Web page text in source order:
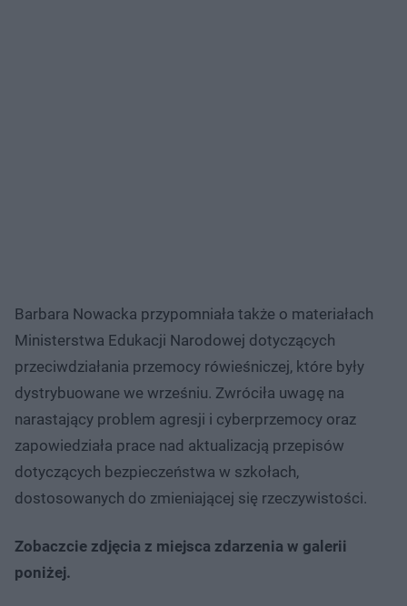
Barbara Nowacka przypomniała także o materiałach
Ministerstwa Edukacji Narodowej dotyczących
przeciwdziałania przemocy rówieśniczej, które były
dystrybuowane we wrześniu. Zwróciła uwagę na
narastający problem agresji i cyberprzemocy oraz
zapowiedziała prace nad aktualizacją przepisów
dotyczących bezpieczeństwa w szkołach,
dostosowanych do zmieniającej się rzeczywistości.
Zobaczcie zdjęcia z miejsca zdarzenia w galerii
poniżej.